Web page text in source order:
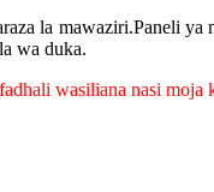
la mawaziri.Paneli
wa duka.
wasiliana nasi moja